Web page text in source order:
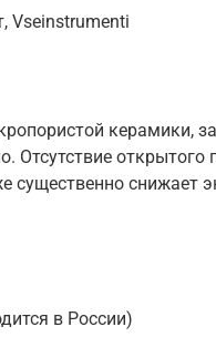
Vseinstrumenti
керамики,
Отсутствие открытого
существенно снижает
в России)